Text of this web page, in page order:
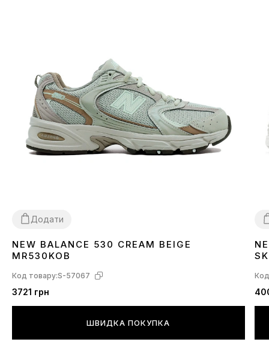
Додати
3637 3839404142 434445
NEW BALANCE 530 CREAM BEIGE
MR530KOB
Код товару:S-57067
3721 грн
ШВИДКА ПОКУПКА